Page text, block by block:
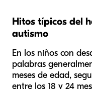
Hitos típicos del
autismo
En los niños con
palabras
meses de edad,
entre los 18 y 24